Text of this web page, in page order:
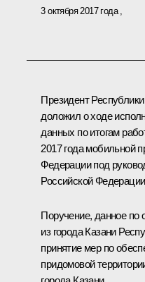
3 октября 2017 года
Президент
доложил о ходе
данных по итогам
2017 года мобильной
Федерации под
Российской
Поручение, данное
из города Казани
принятие мер по
придомовой